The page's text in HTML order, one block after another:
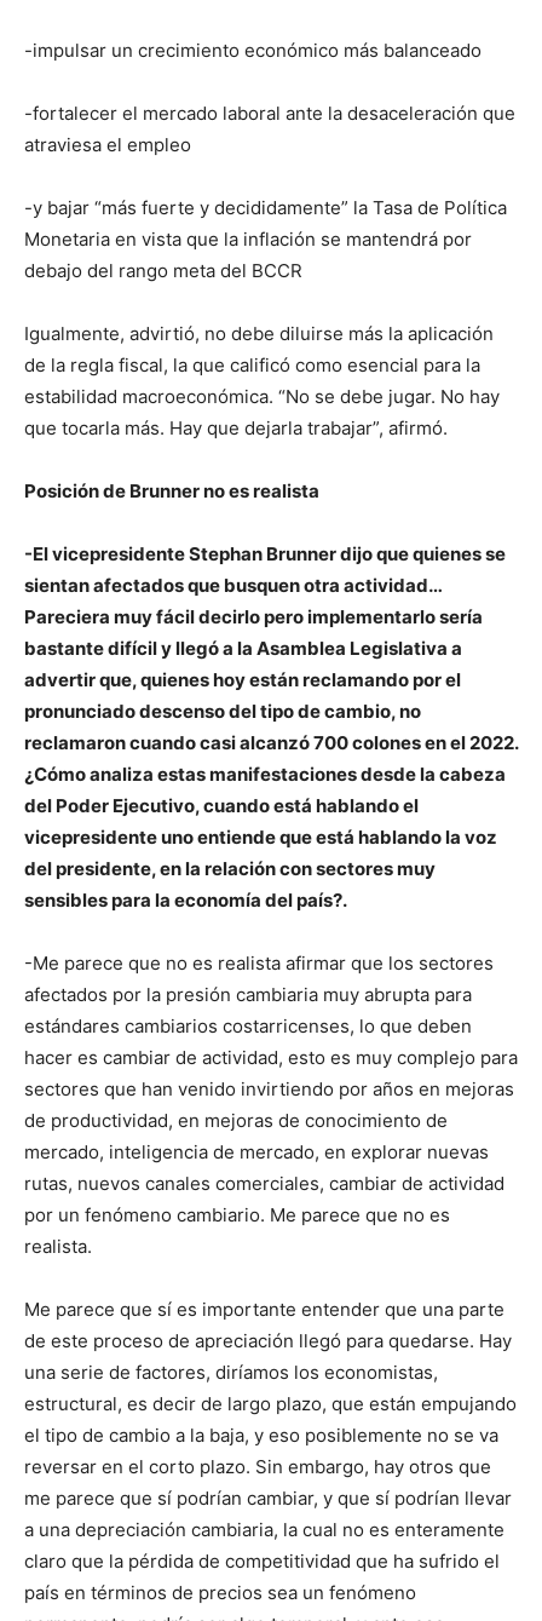
-impulsar un crecimiento económico más balanceado
-fortalecer el mercado laboral ante la desaceleración que
atraviesa el empleo
-y bajar “más fuerte y decididamente” la Tasa de Política
Monetaria en vista que la inflación se mantendrá por
debajo del rango meta del BCCR
Igualmente, advirtió, no debe diluirse más la aplicación
de la regla fiscal, la que calificó como esencial para la
estabilidad macroeconómica. “No se debe jugar. No hay
que tocarla más. Hay que dejarla trabajar”, afirmó.
Posición de Brunner no es realista
-El vicepresidente Stephan Brunner dijo que quienes se
sientan afectados que busquen otra actividad…
Pareciera muy fácil decirlo pero implementarlo sería
bastante difícil y llegó a la Asamblea Legislativa a
advertir que, quienes hoy están reclamando por el
pronunciado descenso del tipo de cambio, no
reclamaron cuando casi alcanzó 700 colones en el 2022.
¿Cómo analiza estas manifestaciones desde la cabeza
del Poder Ejecutivo, cuando está hablando el
vicepresidente uno entiende que está hablando la voz
del presidente, en la relación con sectores muy
sensibles para la economía del país?.
-Me parece que no es realista afirmar que los sectores
afectados por la presión cambiaria muy abrupta para
estándares cambiarios costarricenses, lo que deben
hacer es cambiar de actividad, esto es muy complejo para
sectores que han venido invirtiendo por años en mejoras
de productividad, en mejoras de conocimiento de
mercado, inteligencia de mercado, en explorar nuevas
rutas, nuevos canales comerciales, cambiar de actividad
por un fenómeno cambiario. Me parece que no es
realista.
Me parece que sí es importante entender que una parte
de este proceso de apreciación llegó para quedarse. Hay
una serie de factores, diríamos los economistas,
estructural, es decir de largo plazo, que están empujando
el tipo de cambio a la baja, y eso posiblemente no se va
reversar en el corto plazo. Sin embargo, hay otros que
me parece que sí podrían cambiar, y que sí podrían llevar
a una depreciación cambiaria, la cual no es enteramente
claro que la pérdida de competitividad que ha sufrido el
país en términos de precios sea un fenómeno